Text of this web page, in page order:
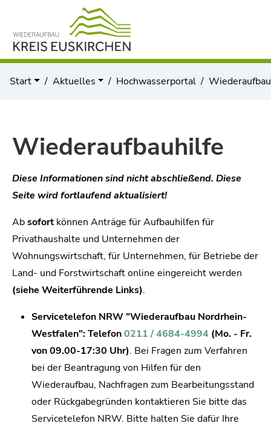
Start Aktuelles Hochwasserportal
Wiederaufbauhilfe
Diese Informationen sind nicht abschließend. Diese
Seite wird fortlaufend aktualisiert!
Absofortkönnen Anträge für Aufbauhilfen für
Privathaushalte und Unternehmen der
Wohnungswirtschaft, für Unternehmen, für Betriebe der
Land- und Forstwirtschaft online eingereicht werden
(siehe Weiterführende Links).
Servicetelefon NRW "Wiederaufbau Nordrhein-
Westfalen": Telefon0211 / 4684-4994 (Mo. - Fr.
von 09.00-17:30 Uhr). Bei Fragen zum Verfahren
bei der Beantragung von Hilfen für den
Wiederaufbau, Nachfragen zum Bearbeitungsstand
oder Rückgabegründen kontaktieren Sie bitte das
Servicetelefon NRW. Bitte halten Sie dafür Ihre